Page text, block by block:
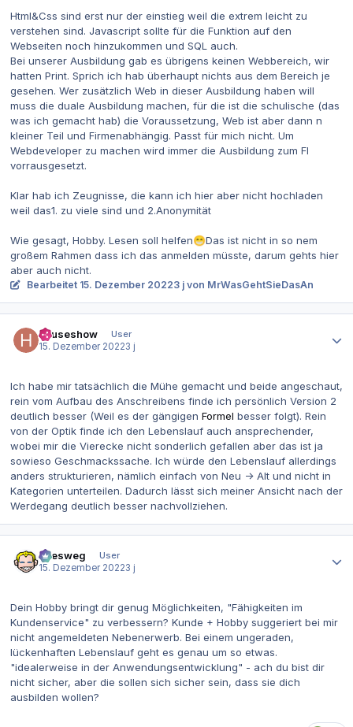
Html&Css sind erst nur der einstieg weil die extrem leicht zu
verstehen sind. Javascript sollte für die Funktion auf den
Webseiten noch hinzukommen und SQL auch.
Bei unserer Ausbildung gab es übrigens keinen Webbereich, wir
hatten Print. Sprich ich hab überhaupt nichts aus dem Bereich je
gesehen. Wer zusätzlich Web in dieser Ausbildung haben will
muss die duale Ausbildung machen, für die ist die schulische (das
was ich gemacht hab) die Voraussetzung, Web ist aber dann n
kleiner Teil und Firmenabhängig. Passt für mich nicht. Um
Webdeveloper zu machen wird immer die Ausbildung zum FI
vorrausgesetzt.
Klar hab ich Zeugnisse, die kann ich hier aber nicht hochladen
weil das1. zu viele sind und 2.Anonymität
Wie gesagt, Hobby. Lesen soll helfen😁Das ist nicht in so nem
großem Rahmen dass ich das anmelden müsste, darum gehts hier
aber auch nicht.
Bearbeitet 15. Dezember 20223 j von MrWasGehtSieDasAn
houseshow
User
15. Dezember 20223 j
Ich habe mir tatsächlich die Mühe gemacht und beide angeschaut,
rein vom Aufbau des Anschreibens finde ich persönlich Version 2
deutlich besser (Weil es der gängigen Formel besser folgt). Rein
von der Optik finde ich den Lebenslauf auch ansprechender,
wobei mir die Vierecke nicht sonderlich gefallen aber das ist ja
sowieso Geschmackssache. Ich würde den Lebenslauf allerdings
anders strukturieren, nämlich einfach von Neu -> Alt und nicht in
Kategorien unterteilen. Dadurch lässt sich meiner Ansicht nach der
Werdegang deutlich besser nachvollziehen.
allesweg
User
15. Dezember 20223 j
Dein Hobby bringt dir genug Möglichkeiten, "Fähigkeiten im
Kundenservice" zu verbessern? Kunde + Hobby suggeriert bei mir
nicht angemeldeten Nebenerwerb. Bei einem ungeraden,
lückenhaften Lebenslauf geht es genau um so etwas.
"idealerweise in der Anwendungsentwicklung" - ach du bist dir
nicht sicher, aber die sollen sich sicher sein, dass sie dich
ausbilden wollen?